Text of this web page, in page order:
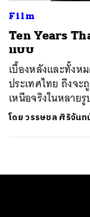
Film
Ten Years
แบบ
เบื้องหลังและทั้งห
ประเทศไทย ถึงจ
เหนือจริงในหลาย
โดยวรรษชล ศิริจันท